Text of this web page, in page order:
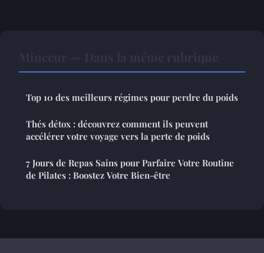
Top 10 des meilleurs régimes pour perdre du poids
Thés détox : découvrez comment ils peuvent
accélérer votre voyage vers la perte de poids
7 Jours de Repas Sains pour Parfaire Votre Routine
de Pilates : Boostez Votre Bien-être